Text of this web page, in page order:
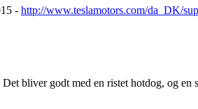
- http://www.teslamotors.com/da_DK/
bliver godt med en ristet hotdog, og en